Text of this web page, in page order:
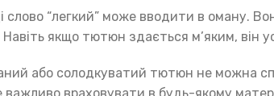
“легкий” може вводити в оману.
якщо тютюн здається м’яким, він
або солодкуватий тютюн не можна